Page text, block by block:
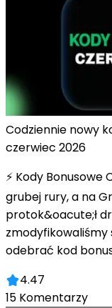
Codziennie nowy
czerwiec 2026
⚡ Kody Bonusowe
grubej rury, a na
protok&oacute;ł
zmodyfikowaliśmy
odebrać kod
4.47
15 Komentarzy